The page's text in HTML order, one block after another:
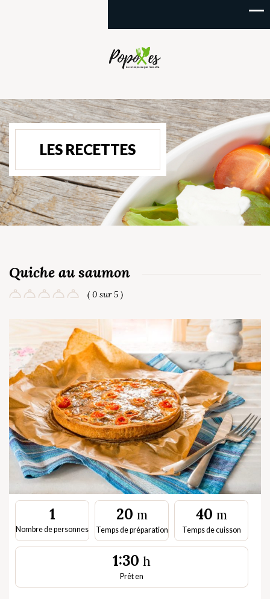
LES RECETTES
Quiche au saumon
( 0 sur 5 )
1
Nombre de personnes
20 m
Temps de préparation
40 m
Temps de cuisson
1:30h
Prêt en